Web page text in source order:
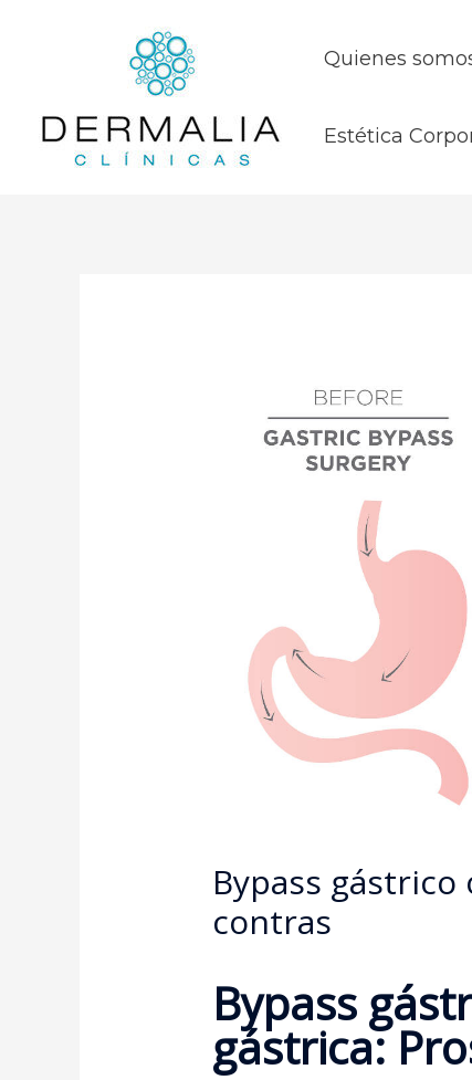
Quienes
Estética
Bypass gástrico
contras
Bypass
gástrica: